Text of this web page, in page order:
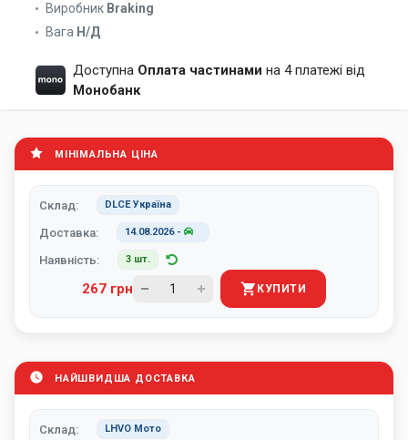
Виробник Braking
Вага Н/Д
Доступна Оплата частинами на 4 платежі від
Монобанк
МІНІМАЛЬНА ЦІНА
Склад: DLCE Україна
Доставка: 14.08.2026-
Наявність: 3 шт.
267 грн КУПИТИ
НАЙШВИДША ДОСТАВКА
Склад: LHVO Мото